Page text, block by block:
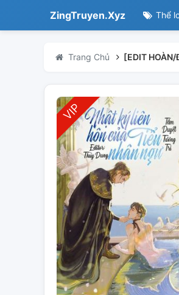
ZingTruyen.Xyz Thể
Trang Chủ [EDIT